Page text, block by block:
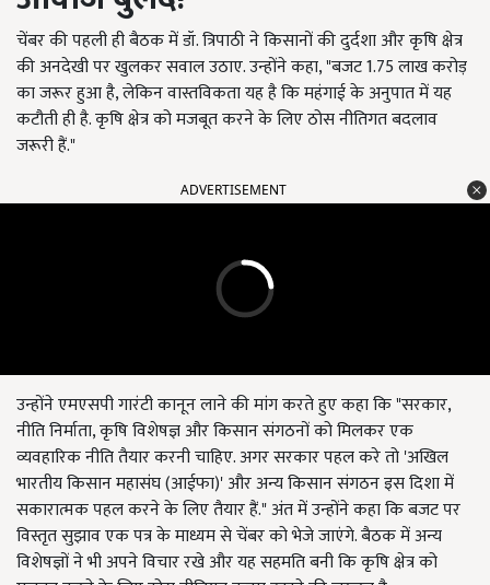
चेंबर की पहली ही बैठक में डॉ. त्रिपाठी ने किसानों की दुर्दशा और कृषि क्षेत्र
की अनदेखी पर खुलकर सवाल उठाए. उन्होंने कहा, "बजट 1.75 लाख करोड़
का जरूर हुआ है, लेकिन वास्तविकता यह है कि महंगाई के अनुपात में यह
कटौती ही है. कृषि क्षेत्र को मजबूत करने के लिए ठोस नीतिगत बदलाव
जरूरी हैं."
ADVERTISEMENT
उन्होंने एमएसपी गारंटी कानून लाने की मांग करते हुए कहा कि "सरकार,
नीति निर्माता, कृषि विशेषज्ञ और किसान संगठनों को मिलकर एक
व्यवहारिक नीति तैयार करनी चाहिए. अगर सरकार पहल करे तो 'अखिल
भारतीय किसान महासंघ (आईफा)' और अन्य किसान संगठन इस दिशा में
सकारात्मक पहल करने के लिए तैयार हैं." अंत में उन्होंने कहा कि बजट पर
विस्तृत सुझाव एक पत्र के माध्यम से चेंबर को भेजे जाएंगे. बैठक में अन्य
विशेषज्ञों ने भी अपने विचार रखे और यह सहमति बनी कि कृषि क्षेत्र को